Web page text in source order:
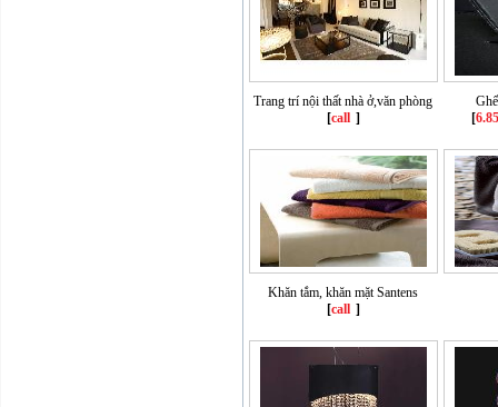
Trang trí nội thất nhà ở,văn phòng
[call ]
[
Khăn tắm, khăn mặt Santens
[call ]